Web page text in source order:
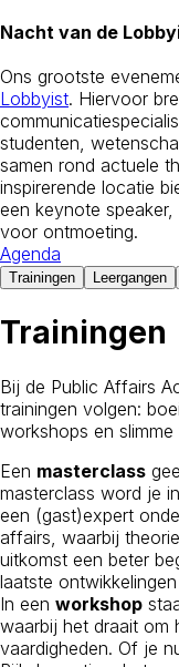
Nacht van de
Ons grootste
Lobbyist. Hiervoor
studenten,
samen rond actuele
inspirerende locatie
een keynote
voor ontmoeting.
Agenda
Trainingen Leergangen
Trainingen
Bij de Public Affairs
trainingen volgen:
workshops en slimme
Een masterclass
masterclass word je
een (gast)expert
affairs, waarbij
uitkomst een beter
laatste
In een workshop
waarbij het draait om
vaardigheden. Of je